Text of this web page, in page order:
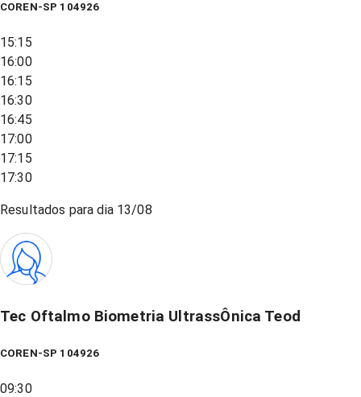
COREN-SP 104926
15:15
16:00
16:15
16:30
16:45
17:00
17:15
17:30
Resultados para dia 13/08
Tec Oftalmo Biometria UltrassÔnica Teod
COREN-SP 104926
09:30